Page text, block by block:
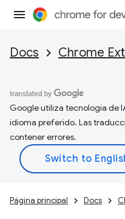
Docs Chrome
Google utiliza tecnología de
idioma preferido. Las
contener errores.
Página principal Docs